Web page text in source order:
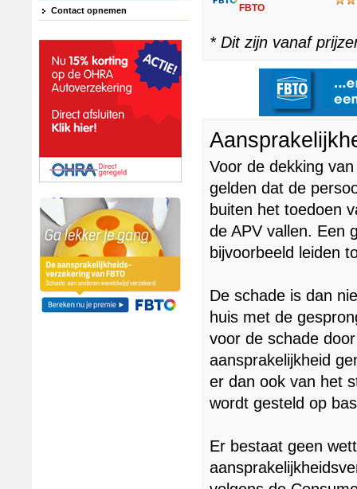
Contact opnemen FBTO
* Dit zijn vanaf
Voor de dekking
gelden dat de
buiten het toedoen
de APV vallen. Een
bijvoorbeeld leiden
De schade is dan
huis met de
voor de schade
aansprakelijkheid
er dan ook van het
wordt gesteld op
Er bestaat geen